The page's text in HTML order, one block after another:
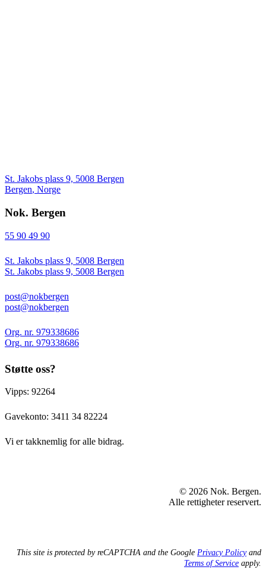
St. Jakobs plass 9, 5008 Bergen
Bergen, Norge
Nok. Bergen
55 90 49 90
St. Jakobs plass 9, 5008 Bergen
St. Jakobs plass 9, 5008 Bergen
post@nokbergen
post@nokbergen
Org. nr. 979338686
Org. nr. 979338686
Støtte oss?
Vipps: 92264
Gavekonto: 3411 34 82224
Vi er takknemlig for alle bidrag.
© 2026 Nok. Bergen.
Alle rettigheter reservert.
This site is protected by reCAPTCHA and the Google Privacy Policyand
Terms of Service apply.